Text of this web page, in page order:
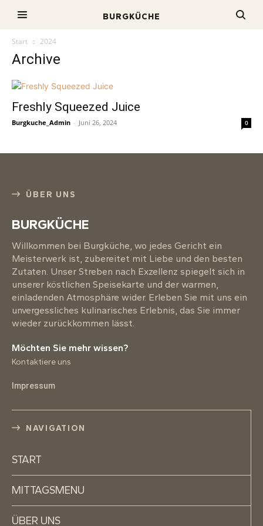
BURGKÜCHE
Start 2024
Archive
Freshly Squeezed Juice
Burgkuche_Admin - Juni 26, 2024 0
ÜBER UNS
BURGKÜCHE
Willkommen bei Burgküche, wo jedes Gericht ein
Meisterwerk ist, zubereitet mit Liebe und den besten
Zutaten. Unser Streben nach Exzellenz spiegelt sich in
unserer köstlichen Speisekarte und der warmen,
einladenden Atmosphäre wider. Erleben Sie mit uns ein
unvergessliches kulinarisches Erlebnis, das Sie immer
wieder zurückkommen lässt.
Möchten Sie mehr wissen?
Kontaktiere uns
Impressum
NAVIGATION
START
MITTAGSMENU
ÜBER UNS